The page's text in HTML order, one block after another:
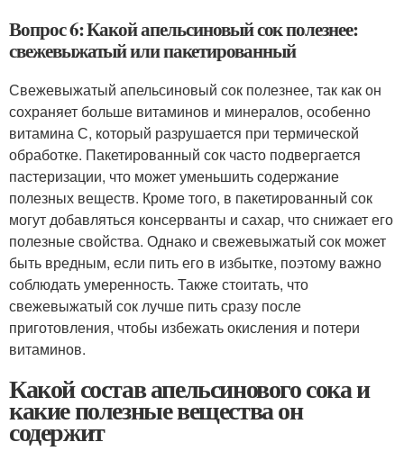
Вопрос 6: Какой апельсиновый сок полезнее:
свежевыжатый или пакетированный
Свежевыжатый апельсиновый сок полезнее, так как он
сохраняет больше витаминов и минералов, особенно
витамина С, который разрушается при термической
обработке. Пакетированный сок часто подвергается
пастеризации, что может уменьшить содержание
полезных веществ. Кроме того, в пакетированный сок
могут добавляться консерванты и сахар, что снижает его
полезные свойства. Однако и свежевыжатый сок может
быть вредным, если пить его в избытке, поэтому важно
соблюдать умеренность. Также стоитать, что
свежевыжатый сок лучше пить сразу после
приготовления, чтобы избежать окисления и потери
витаминов.
Какой состав апельсинового сока и
какие полезные вещества он
содержит